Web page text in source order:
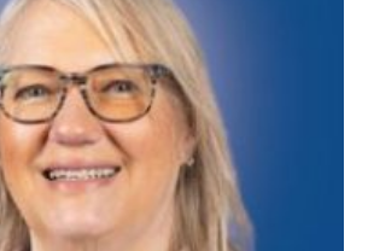
Medicina Familiar